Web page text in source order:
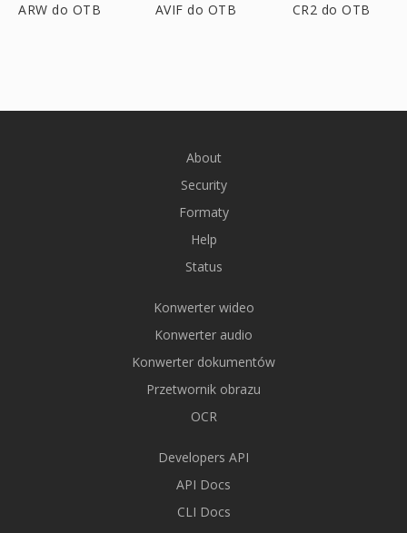
ARW do OTB AVIF do OTB CR2 do OTB
About
Security
Formaty
Help
Status
Konwerter wideo
Konwerter audio
Konwerter dokumentów
Przetwornik obrazu
OCR
Developers API
API Docs
CLI Docs